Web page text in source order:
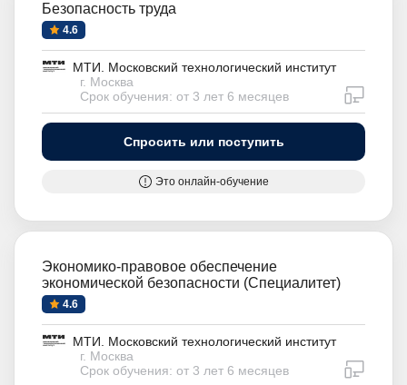
Безопасность труда
4.6
МТИ. Московский технологический институт
г. Москва
Срок обучения: от 3 лет 6 месяцев
Спросить или поступить
Это онлайн-обучение
Экономико-правовое обеспечение
экономической безопасности (Специалитет)
4.6
МТИ. Московский технологический институт
г. Москва
Срок обучения: от 3 лет 6 месяцев